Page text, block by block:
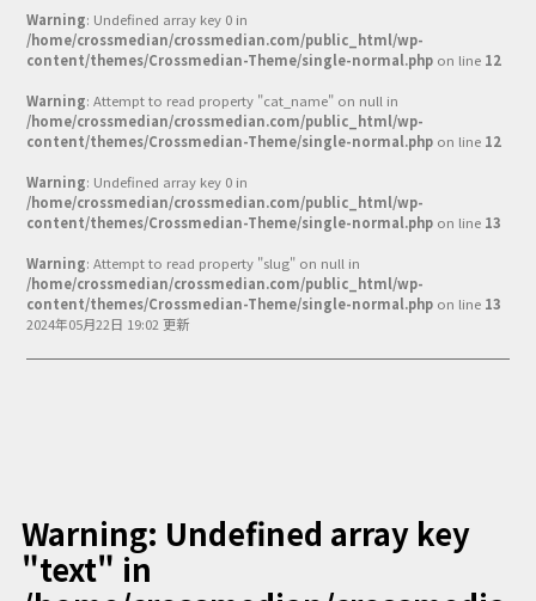
Podcast番組
「小早川幸一郎の編集者で経営者」
「東京広報大学」
広報誌
「クロスメディアン」アーカイブ
Warning: Undefined array key 0 in
/home/crossmedian/crossmedian.com/public_html/wp-
content/themes/Crossmedian-Theme/single-normal.php on line 12
Warning: Attempt to read property "cat_name" on null in
/home/crossmedian/crossmedian.com/public_html/wp-
content/themes/Crossmedian-Theme/single-normal.php on line 12
Warning: Undefined array key 0 in
/home/crossmedian/crossmedian.com/public_html/wp-
content/themes/Crossmedian-Theme/single-normal.php on line 13
Warning: Attempt to read property "slug" on null in
/home/crossmedian/crossmedian.com/public_html/wp-
content/themes/Crossmedian-Theme/single-normal.php on line 13
2024年05月22日 19:02 更新
Warning: Undefined array key
"text" in